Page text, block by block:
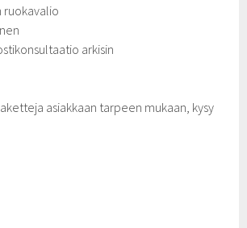
ruokavalio
arkisin
asiakkaan tarpeen mukaan, kysy